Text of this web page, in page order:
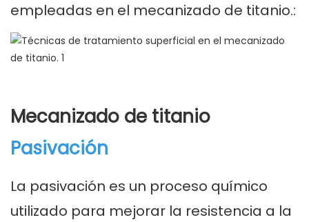
empleadas en el mecanizado de titanio.:
Mecanizado de titanio
Pasivación
La pasivación es un proceso químico
utilizado para mejorar la resistencia a la